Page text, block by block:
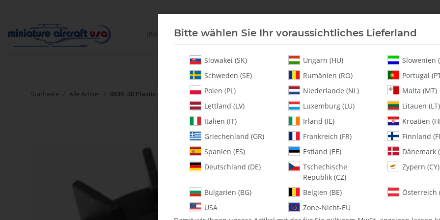
!PrintYourParts! Neu an Lager Helikopter Turbine Heli-
Startseite Alle Artikel 0639 .30 Plastic Cooling Fan - Pack of 1
0639 .30 Plastic
Artikelnummer:MA0639
Kategorie:
0639 .30 Plastic Cooling Fan -
Bitte wählen Sie Ihr voraussichtliches Lieferland
Slowakei (SK) Ungarn (HU)
Slowenien
Schweden (SE)
Rumänien (RO)
Portugal
Polen (PL)
Niederlande (NL)
Malta (MT)
Lettland (LV)
Luxemburg (LU)
Litauen (LT)
Italien (IT)
Irland (IE)
Kroatien
Griechenland (GR)
Frankreich (FR)
Finnland
Spanien (ES)
Estland (EE)
Dänemark
Deutschland (DE)
Tschechische
Republik (CZ)
Zypern (CY)
Bulgarien (BG) Belgien (BE)
Österreich
USA
Zone-Nicht-EU